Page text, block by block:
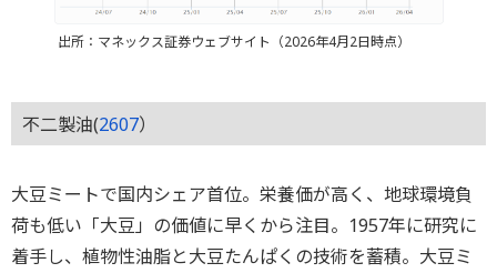
出所：マネックス証券ウェブサイト（2026年4月2日時点）
不二製油(2607）
大豆ミートで国内シェア首位。栄養価が高く、地球環境負
荷も低い「大豆」の価値に早くから注目。1957年に研究に
着手し、植物性油脂と大豆たんぱくの技術を蓄積。大豆ミ